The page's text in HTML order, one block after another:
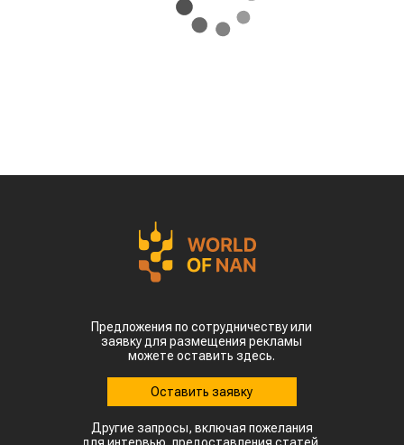
Предложения по сотрудничеству или
заявку для размещения рекламы
можете оставить здесь.
Оставить заявку
Другие запросы, включая пожелания
для интервью, предоставления статей,